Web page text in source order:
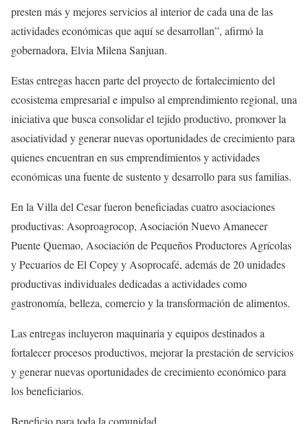
presten más y mejores servicios al interior de cada una de las
actividades económicas que aquí se desarrollan”, afirmó la
gobernadora, Elvia Milena Sanjuan.
Estas entregas hacen parte del proyecto de fortalecimiento del
ecosistema empresarial e impulso al emprendimiento regional, una
iniciativa que busca consolidar el tejido productivo, promover la
asociatividad y generar nuevas oportunidades de crecimiento para
quienes encuentran en sus emprendimientos y actividades
económicas una fuente de sustento y desarrollo para sus familias.
En la Villa del Cesar fueron beneficiadas cuatro asociaciones
productivas: Asoproagrocop, Asociación Nuevo Amanecer
Puente Quemao, Asociación de Pequeños Productores Agrícolas
y Pecuarios de El Copey y Asoprocafé, además de 20 unidades
productivas individuales dedicadas a actividades como
gastronomía, belleza, comercio y la transformación de alimentos.
Las entregas incluyeron maquinaria y equipos destinados a
fortalecer procesos productivos, mejorar la prestación de servicios
y generar nuevas oportunidades de crecimiento económico para
los beneficiarios.
Beneficio para toda la comunidad